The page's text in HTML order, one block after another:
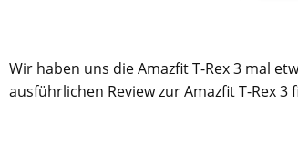
Wir haben uns die Amazfit T-Rex 3 mal
ausführlichen Review zur Amazfit T-Rex 3